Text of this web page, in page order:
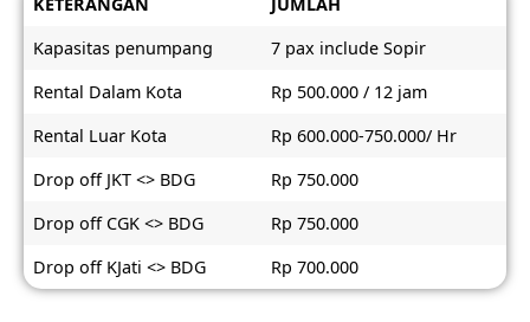
Kapasitas penumpang
7 pax include Sopir
Rental Dalam Kota
Rp 500.000 / 12 jam
Rental Luar Kota
Rp 600.000-750.000/ Hr
Drop off JKT <> BDG
Rp 750.000
Drop off CGK <> BDG
Rp 750.000
Drop off KJati <> BDG
Rp 700.000